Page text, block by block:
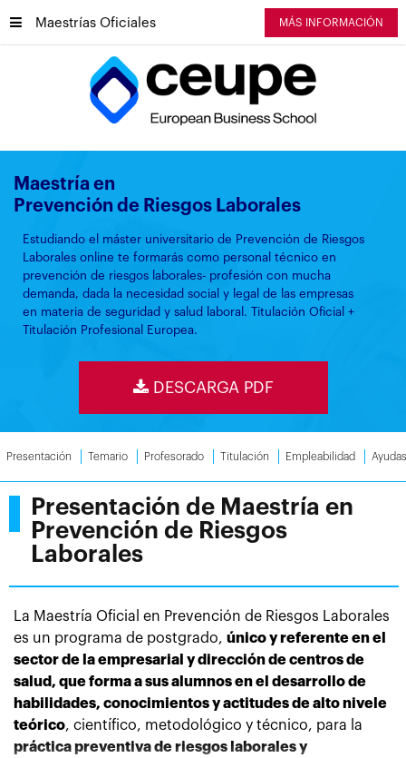
Maestrías Oficiales MÁS INFORMACIÓN
Maestría en
Prevención de Riesgos Laborales
Estudiando el máster universitario de Prevención de Riesgos
Laborales online te formarás como personal técnico en
prevención de riesgos laborales- profesión con mucha
demanda, dada la necesidad social y legal de las empresas
en materia de seguridad y salud laboral. Titulación Oficial +
Titulación Profesional Europea.
DESCARGA PDF
Presentación Temario Profesorado Titulación Empleabilidad Ayudas
Presentación de Maestría en
Prevención de Riesgos
Laborales
La Maestría Oficial en Prevención de Riesgos Laborales
es un programa de postgrado, único y referente en el
sector de la empresarial y dirección de centros de
salud, que forma a sus alumnos en el desarrollo de
habilidades, conocimientos y actitudes de alto nivele
teórico, científico, metodológico y técnico, para la
práctica preventiva de riesgos laborales y